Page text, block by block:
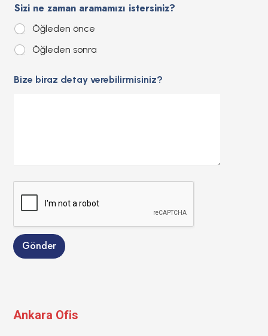
t
e
s
+
1
Sizi ne zaman aramamızı istersiniz?
Öğleden önce
Öğleden sonra
Bize biraz detay verebilirmisiniz?
Gönder
Ankara Ofis